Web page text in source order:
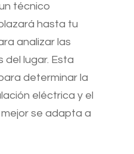
técnico
hasta tu
analizar las
del lugar. Esta
determinar la
eléctrica y el
se adapta a